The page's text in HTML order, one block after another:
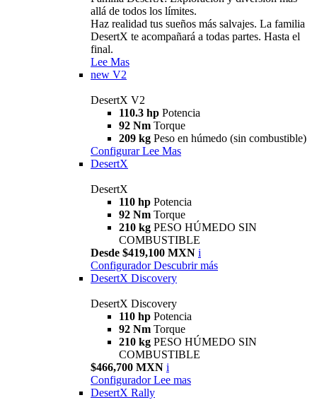
allá de todos los límites.
Haz realidad tus sueños más salvajes. La familia
DesertX te acompañará a todas partes. Hasta el
final.
Lee Mas
new V2
DesertX V2
110.3 hp Potencia
92 Nm Torque
209 kg Peso en húmedo (sin combustible)
Configurar Lee Mas
DesertX
DesertX
110 hp Potencia
92 Nm Torque
210 kg PESO HÚMEDO SIN
COMBUSTIBLE
Desde $419,100 MXN i
Configurador Descubrir más
DesertX Discovery
DesertX Discovery
110 hp Potencia
92 Nm Torque
210 kg PESO HÚMEDO SIN
COMBUSTIBLE
$466,700 MXN i
Configurador Lee mas
DesertX Rally